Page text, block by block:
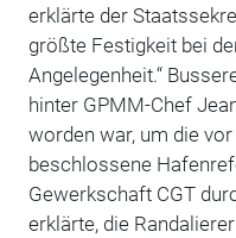
erklärte der
größte Festigkeit bei
Angelegenheit.“
hinter GPMM-Chef
worden war, um die
beschlossene
Gewerkschaft CGT
erklärte, die